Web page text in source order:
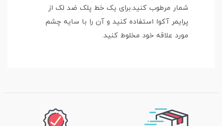
شمار مرطوب کنید.برای یک خط پلک ضد لک از
پرایمر آکوا استفاده کنید و آن را با سایه چشم
مورد علاقه خود مخلوط کنید.